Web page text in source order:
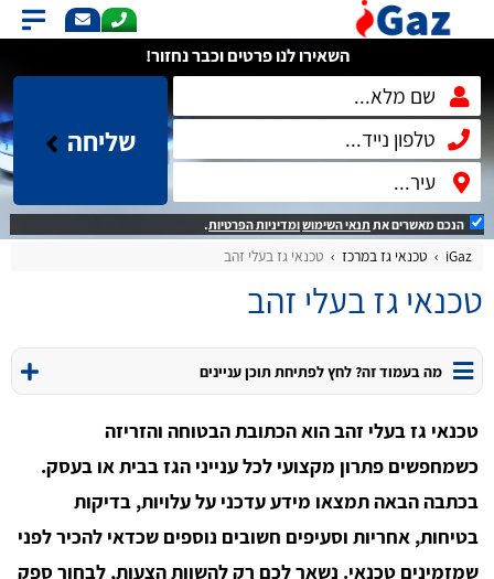
השאירו לנו פרטים וכבר נחזור!
שליחה
הנכם מאשרים את תנאי השימושומדיניות הפרטיות.
iGaz טכנאי גז במרכז טכנאי גז בעלי זהב
טכנאי גז בעלי זהב
מה בעמוד זה? לחץ לפתיחת תוכן עניינים
טכנאי גז בעלי זהב הוא הכתובת הבטוחה והזריזה
כשמחפשים פתרון מקצועי לכל ענייני הגז בבית או בעסק.
בכתבה הבאה תמצאו מידע עדכני על עלויות, בדיקות
בטיחות, אחריות וסעיפים חשובים נוספים שכדאי להכיר לפני
שמזמינים טכנאי. נשאר לכם רק להשוות הצעות, לבחור ספק